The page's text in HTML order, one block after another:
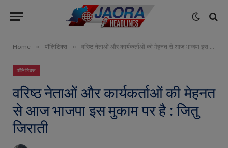
Home » पॉलिटिक्स » वरिष्ठ नेताओं और कार्यकर्ताओं की मेहनत से आज भाजपा इस मुकाम पर है : जितु जिराती
पॉलिटिक्स
वरिष्ठ नेताओं और कार्यकर्ताओं की मेहनत
से आज भाजपा इस मुकाम पर है : जितु
जिराती